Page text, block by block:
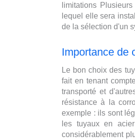
limitations
lequel elle sera
de la sélection d'un
Importance de
Le bon choix des
fait en tenant
transporté et
résistance à la
exemple : ils sont
les tuyaux en
considérablement